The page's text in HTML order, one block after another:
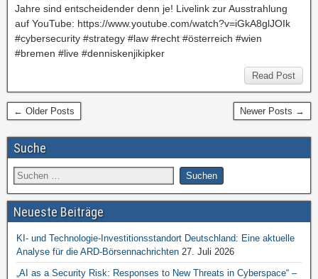
Jahre sind entscheidender denn je! Livelink zur Ausstrahlung
auf YouTube: https://www.youtube.com/watch?v=iGkA8glJOIk
#cybersecurity #strategy #law #recht #österreich #wien
#bremen #live #denniskenjikipker
Read Post
← Older Posts Newer Posts →
Suche
Neueste Beiträge
KI- und Technologie-Investitionsstandort Deutschland: Eine aktuelle
Analyse für die ARD-Börsennachrichten 27. Juli 2026
„AI as a Security Risk: Responses to New Threats in Cyberspace“ –